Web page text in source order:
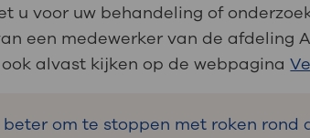
u voor uw behandeling of
een medewerker van de afdeling
alvast kijken op de webpagina
beter om te stoppen met roken rond